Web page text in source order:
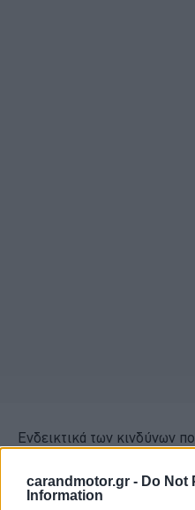
carandmotor.gr - Do Not
Information
Ενδεικτικά των κινδύνων
πίσω από το τιμόνι είναι
Ευρωβαρόμετρου για το